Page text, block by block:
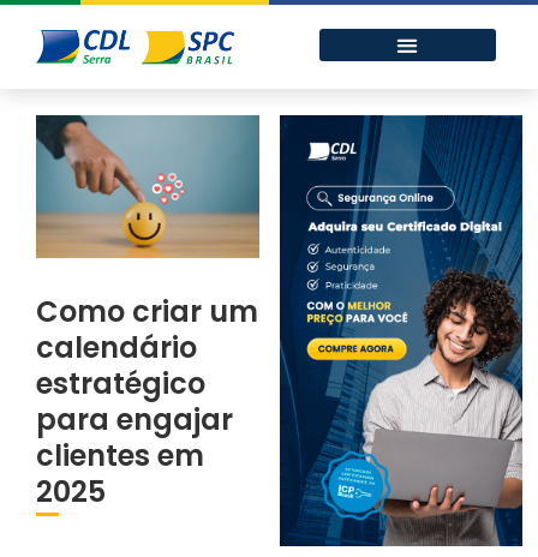
Como criar um
calendário
estratégico
para engajar
clientes em
2025